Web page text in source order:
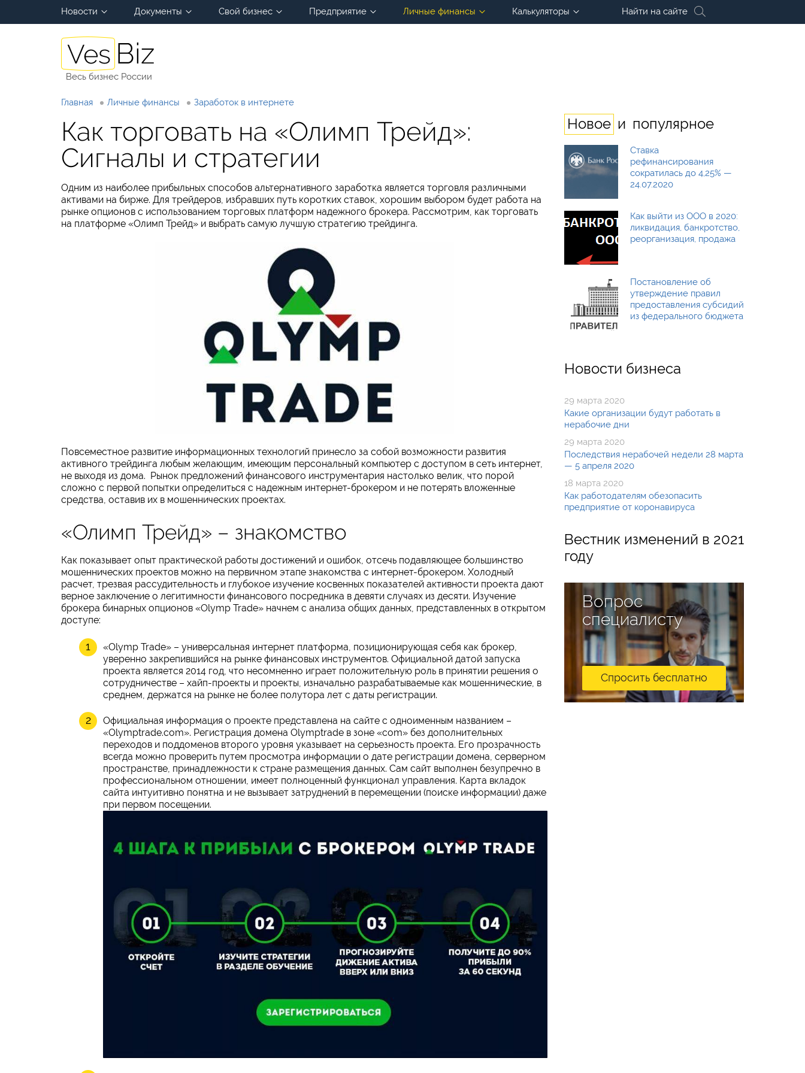
Новости Документы Свой бизнес Предприятие Личные финансы Калькуляторы Найти на сайте
Весь бизнес России
Главная Личные финансы Заработок в интернете
Как торговать на «Олимп Трейд»:
Сигналы и стратегии
Одним из наиболее прибыльных способов альтернативного заработка является торговля различными
активами на бирже. Для трейдеров, избравших путь коротких ставок, хорошим выбором будет работа на
рынке опционов с использованием торговых платформ надежного брокера. Рассмотрим, как торговать
на платформе «Олимп Трейд» и выбрать самую лучшую стратегию трейдинга.
Повсеместное развитие информационных технологий принесло за собой возможности развития
активного трейдинга любым желающим, имеющим персональный компьютер с доступом в сеть интернет,
не выходя из дома. Рынок предложений финансового инструментария настолько велик, что порой
сложно с первой попытки определиться с надежным интернет-брокером и не потерять вложенные
средства, оставив их в мошеннических проектах.
«Олимп Трейд» – знакомство
Как показывает опыт практической работы достижений и ошибок, отсечь подавляющее большинство
мошеннических проектов можно на первичном этапе знакомства с интернет-брокером. Холодный
расчет, трезвая рассудительность и глубокое изучение косвенных показателей активности проекта дают
верное заключение о легитимности финансового посредника в девяти случаях из десяти. Изучение
брокера бинарных опционов «Olymp Trade» начнем с анализа общих данных, представленных в открытом
доступе:
«Olymp Trade» – универсальная интернет платформа, позиционирующая себя как брокер,
уверенно закрепившийся на рынке финансовых инструментов. Официальной датой запуска
проекта является 2014 год, что несомненно играет положительную роль в принятии решения о
сотрудничестве – хайп-проекты и проекты, изначально разрабатываемые как мошеннические, в
среднем, держатся на рынке не более полутора лет с даты регистрации.
Официальная информация о проекте представлена на сайте с одноименным названием –
«Olymptrade.com». Регистрация домена Olymptrade в зоне «com» без дополнительных
переходов и поддоменов второго уровня указывает на серьезность проекта. Его прозрачность
всегда можно проверить путем просмотра информации о дате регистрации домена, серверном
пространстве, принадлежности к стране размещения данных. Сам сайт выполнен безупречно в
профессиональном отношении, имеет полноценный функционал управления. Карта вкладок
сайта интуитивно понятна и не вызывает затруднений в перемещении (поиске информации) даже
при первом посещении.
Новое и популярное
Ставка
рефинансирования
сократилась до 4,25% —
24.07.2020
Как выйти из ООО в 2020:
ликвидация, банкротство,
реорганизация, продажа
Постановление об
утверждение правил
предоставления субсидий
из федерального бюджета
Новости бизнеса
29 марта 2020
Какие организации будут работать в
нерабочие дни
29 марта 2020
Последствия нерабочей недели 28 марта
— 5 апреля 2020
18 марта 2020
Как работодателям обезопасить
предприятие от коронавируса
Вестник изменений в 2021
году
Вопрос
специалисту
Спросить бесплатно